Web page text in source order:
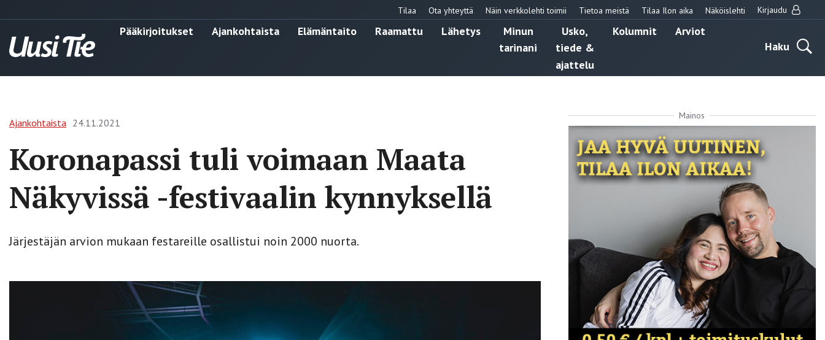
Tilaa Ota yhteyttä Näin verkkolehti toimii Tietoa meistä Tilaa Ilon aika Näköislehti Kirjaudu
Pääkirjoitukset Ajankohtaista Elämäntaito Raamattu Lähetys
Minun
tarinani
Usko,
tiede &
ajattelu
Kolumnit
Arviot
Haku
Ajankohtaista 24.11.2021
Koronapassi tuli voimaan Maata
Näkyvissä -festivaalin kynnyksellä
Järjestäjän arvion mukaan festareille osallistui noin 2000 nuorta.
Mainos